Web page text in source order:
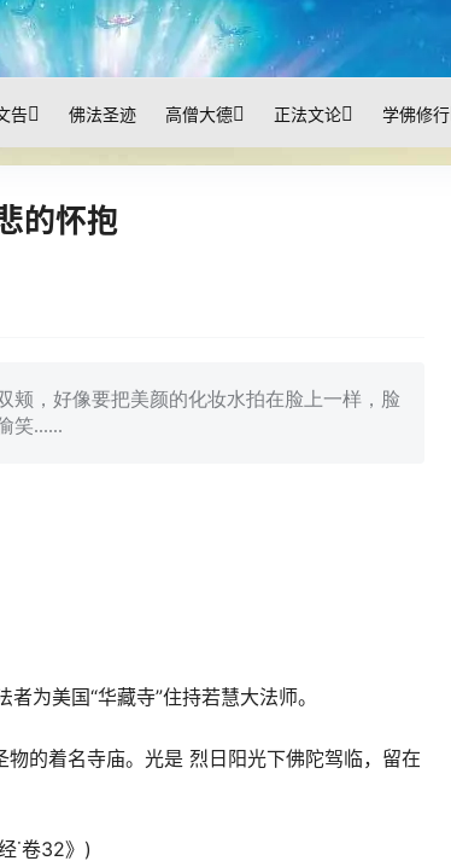
告 佛法圣迹 高僧大德 正法文论 学佛修行
的怀抱
颊，好像要把美颜的化妆水拍在脸上一样，脸
笑......
者为美国“华藏寺”住持若慧大法师。
物的着名寺庙。光是 烈日阳光下佛陀驾临，留在
˙卷32》)